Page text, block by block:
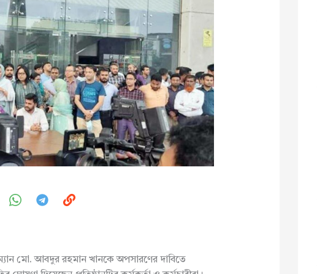
মো. আবদুর রহমান খানকে অপসারণের দাবিতে